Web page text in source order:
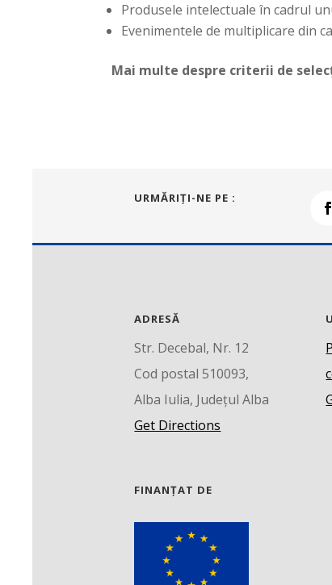
Produsele intelectuale în cadrul
Evenimentele de multiplicare din
Mai multe despre criterii de
URMĂRIŢI-NE PE :
ADRESĂ
Str. Decebal, Nr. 12
Cod postal 510093,
Alba Iulia, Județul Alba
Get Directions
FINANȚAT DE